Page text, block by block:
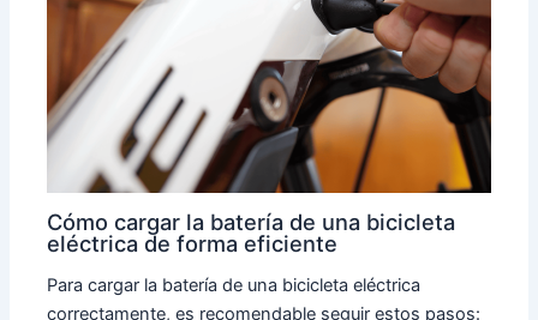
Cómo cargar la batería de una bicicleta
eléctrica de forma eficiente
Para cargar la batería de una bicicleta eléctrica
correctamente, es recomendable seguir estos pasos: